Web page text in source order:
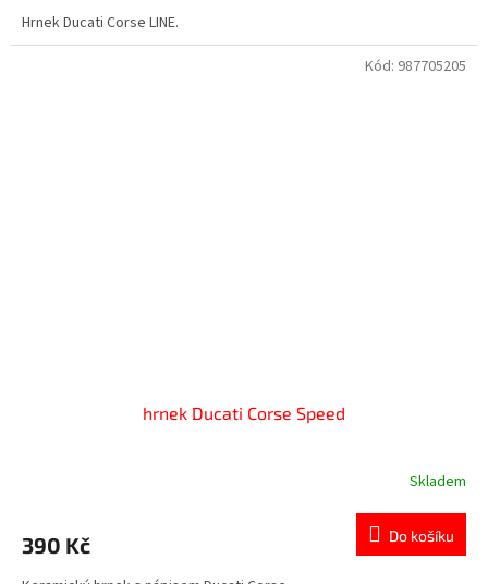
Hrnek Ducati Corse LINE.
hrnek Ducati Corse Speed
Skladem
390 Kč Do košíku
Kód: 987705205